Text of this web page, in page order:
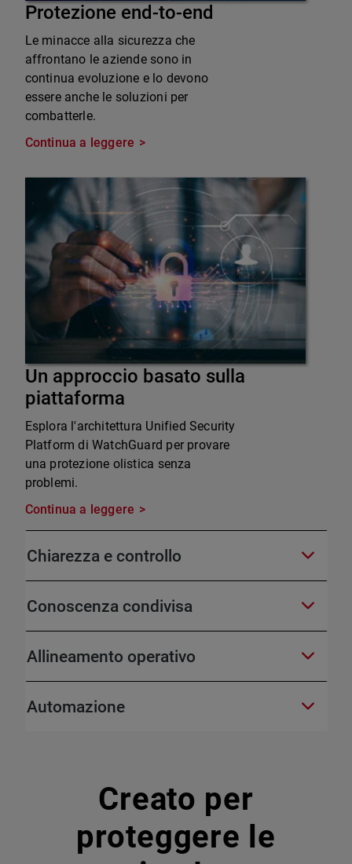
Protezione end-to-end
Le minacce alla sicurezza che
affrontano le aziende sono in
continua evoluzione e lo devono
essere anche le soluzioni per
combatterle.
Continua a leggere
Un approccio basato sulla
piattaforma
Esplora l'architettura Unified Security
Platform di WatchGuard per provare
una protezione olistica senza
problemi.
Continua a leggere
Chiarezza e controllo
Conoscenza condivisa
Allineamento operativo
Automazione
Creato per
proteggere le